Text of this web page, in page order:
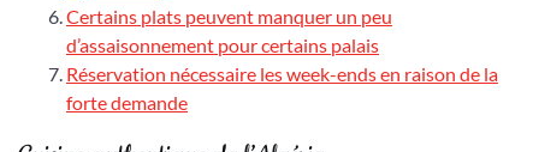
Certains plats peuvent manquer un peu
d’assaisonnement pour certains palais
Réservation nécessaire les week-ends en raison de la
forte demande